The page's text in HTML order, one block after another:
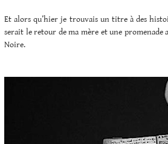
Et alors qu’hier je trouvais un titre à des
serait le retour de ma mère et une promenade
Noire.